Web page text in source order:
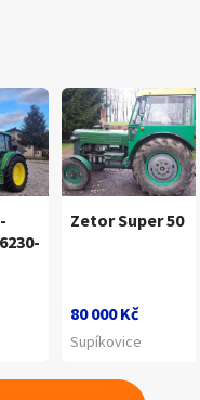
Zetor Super 50
80 000 Kč
Supíkovice